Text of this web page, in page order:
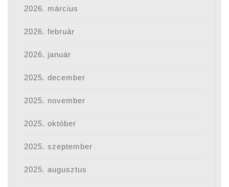
2026. március
2026. február
2026. január
2025. december
2025. november
2025. október
2025. szeptember
2025. augusztus